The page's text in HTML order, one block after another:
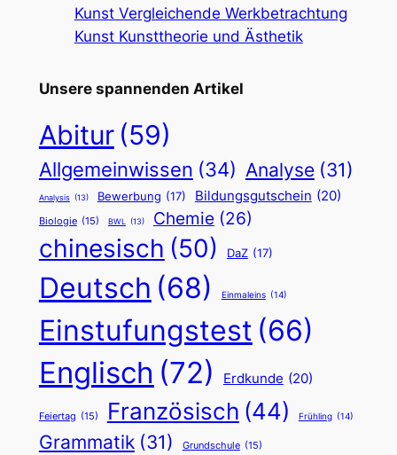
Kunst Vergleichende Werkbetrachtung
Kunst Kunsttheorie und Ästhetik
Unsere spannenden Artikel
Abitur (59)
Allgemeinwissen (34) Analyse (31)
Analysis (13) Bewerbung (17) Bildungsgutschein (20)
Biologie (15) BWL (13) Chemie (26)
chinesisch (50) DaZ (17)
Deutsch (68) Einmaleins (14)
Einstufungstest (66)
Englisch (72) Erdkunde (20)
Feiertag (15) Französisch (44) Frühling (14)
Grammatik (31) Grundschule (15)